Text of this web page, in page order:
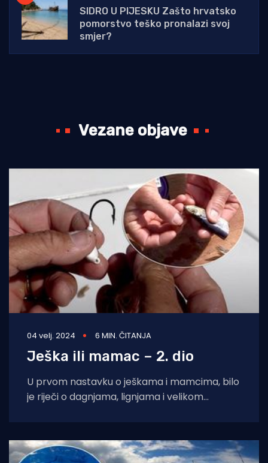
SIDRO U PIJESKU Zašto hrvatsko
pomorstvo teško pronalazi svoj
smjer?
Vezane objave
04 velj. 2024 6 MIN. ČITANJA
Ješka ili mamac – 2. dio
U prvom nastavku o ješkama i mamcima, bilo
je riječi o dagnjama, lignjama i velikom